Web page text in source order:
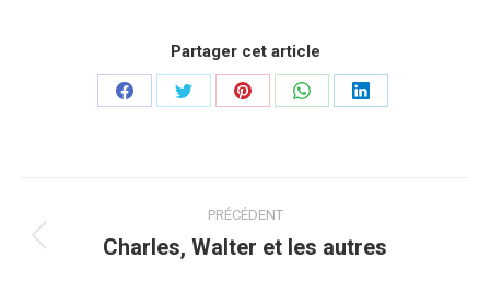
Partager cet article
PartagerPartagerPartagerPartagerPartager
article
PRÉCÉDENT
Article
Charles, Walter et les autres